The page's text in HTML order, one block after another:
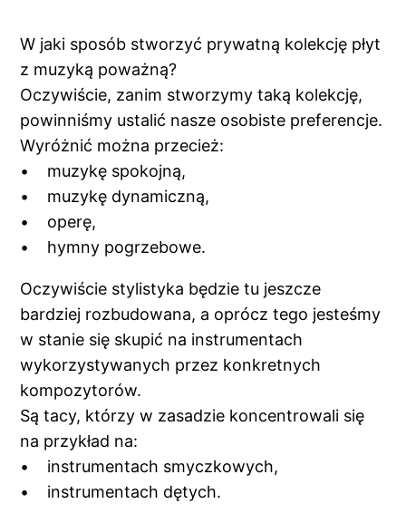
W jaki sposób stworzyć prywatną kolekcję płyt
z muzyką poważną?
Oczywiście, zanim stworzymy taką kolekcję,
powinniśmy ustalić nasze osobiste preferencje.
Wyróżnić można przecież:
• muzykę spokojną,
• muzykę dynamiczną,
• operę,
• hymny pogrzebowe.
Oczywiście stylistyka będzie tu jeszcze
bardziej rozbudowana, a oprócz tego jesteśmy
w stanie się skupić na instrumentach
wykorzystywanych przez konkretnych
kompozytorów.
Są tacy, którzy w zasadzie koncentrowali się
na przykład na:
• instrumentach smyczkowych,
• instrumentach dętych.